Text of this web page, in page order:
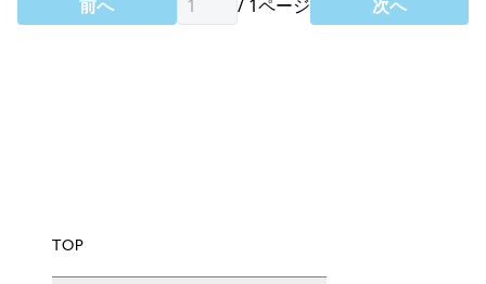
前へ / 1ページ 次へ
TOP